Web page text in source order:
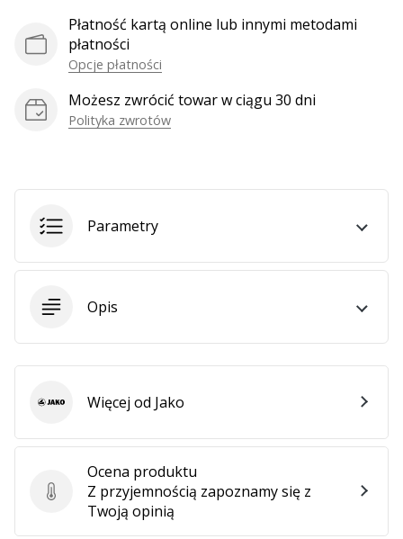
Ambasador
Marki.
Pokaż
Płatność kartą online lub innymi metodami
płatności
Opcje płatności
Możesz zwrócić towar w ciągu 30 dni
Polityka zwrotów
Parametry
Opis
Ocena produktu
Ocena produktu
Z przyjemnością zapoznamy się z
Twoją opinią
Jako Więcej od Jako